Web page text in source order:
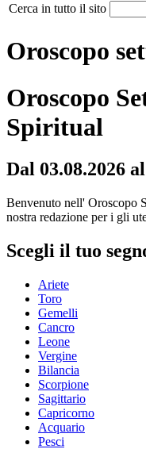
Cerca in tutto il sito
Oroscopo
Oroscopo
Spiritual
Dal 03.08.2026
Benvenuto nell' Oroscopo
nostra redazione per i gli
Scegli il tuo
Ariete
Toro
Gemelli
Cancro
Leone
Vergine
Bilancia
Scorpione
Sagittario
Capricorno
Acquario
Pesci